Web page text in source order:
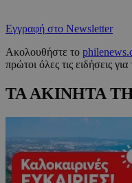
Εγγραφή στο Newsletter
Ακολουθήστε το
πρώτοι όλες τις ειδήσεις
ΤΑ ΑΚΙΝΗΤΑ